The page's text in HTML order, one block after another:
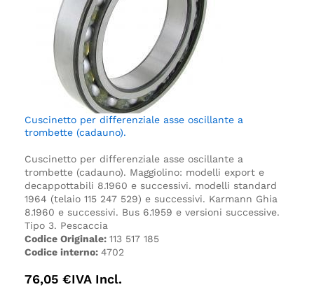
Cuscinetto per differenziale asse oscillante a
trombette (cadauno).
Cuscinetto per differenziale asse oscillante a
trombette (cadauno). Maggiolino: modelli export e
decappottabili 8.1960 e successivi. modelli standard
1964 (telaio 115 247 529) e successivi. Karmann Ghia
8.1960 e successivi. Bus 6.1959 e versioni successive.
Tipo 3. Pescaccia
Codice Originale: 113 517 185
Codice interno: 4702
76,05 €IVA Incl.